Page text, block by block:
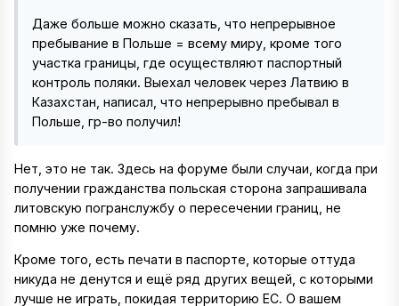
Даже больше можно сказать, что непрерывное
пребывание в Польше = всему миру, кроме того
участка границы, где осуществляют паспортный
контроль поляки. Выехал человек через Латвию в
Казахстан, написал, что непрерывно пребывал в
Польше, гр-во получил!
Нет, это не так. Здесь на форуме были случаи, когда при
получении гражданства польская сторона запрашивала
литовскую погранслужбу о пересечении границ, не
помню уже почему.
Кроме того, есть печати в паспорте, которые оттуда
никуда не денутся и ещё ряд других вещей, с которыми
лучше не играть, покидая территорию ЕС. О вашем